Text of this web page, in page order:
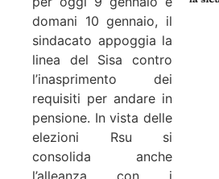
domani 10 gennaio, il
sindacato appoggia la
linea del Sisa contro
l’inasprimento dei
requisiti per andare in
pensione. In vista delle
elezioni Rsu si
consolida anche